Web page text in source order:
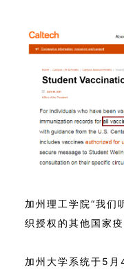
加州理工学院“我们
织授权的其他国家疫
加州大学系统于5月